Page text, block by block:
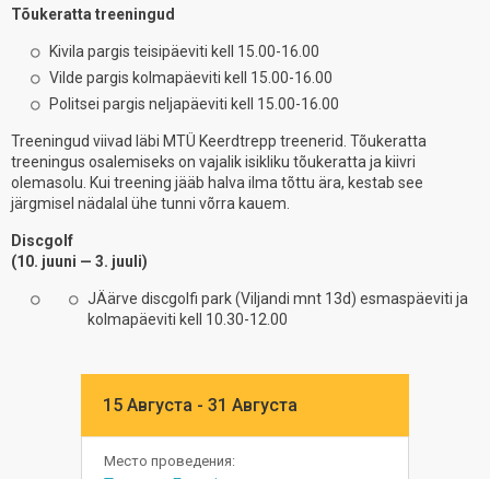
Tõukeratta treeningud
Kivila pargis teisipäeviti kell 15.00-16.00
Vilde pargis kolmapäeviti kell 15.00-16.00
Politsei pargis neljapäeviti kell 15.00-16.00
Treeningud viivad läbi MTÜ Keerdtrepp treenerid. Tõukeratta
treeningus osalemiseks on vajalik isikliku tõukeratta ja kiivri
olemasolu. Kui treening jääb halva ilma tõttu ära, kestab see
järgmisel nädalal ühe tunni võrra kauem.
Discgolf
(10. juuni — 3. juuli)
JÄärve discgolfi park (Viljandi mnt 13d) esmaspäeviti ja
kolmapäeviti kell 10.30-12.00
15 Августа - 31 Августа
Место проведения: